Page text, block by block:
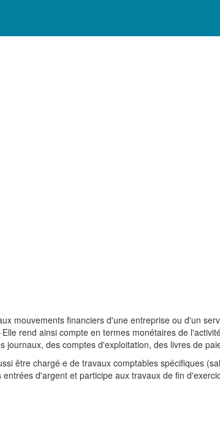
mouvements financiers d'une entreprise ou d'un
rend ainsi compte en termes monétaires de
des comptes d'exploitation, des livres de
être chargé·e de travaux comptables spécifiques
d'argent et participe aux travaux de fin